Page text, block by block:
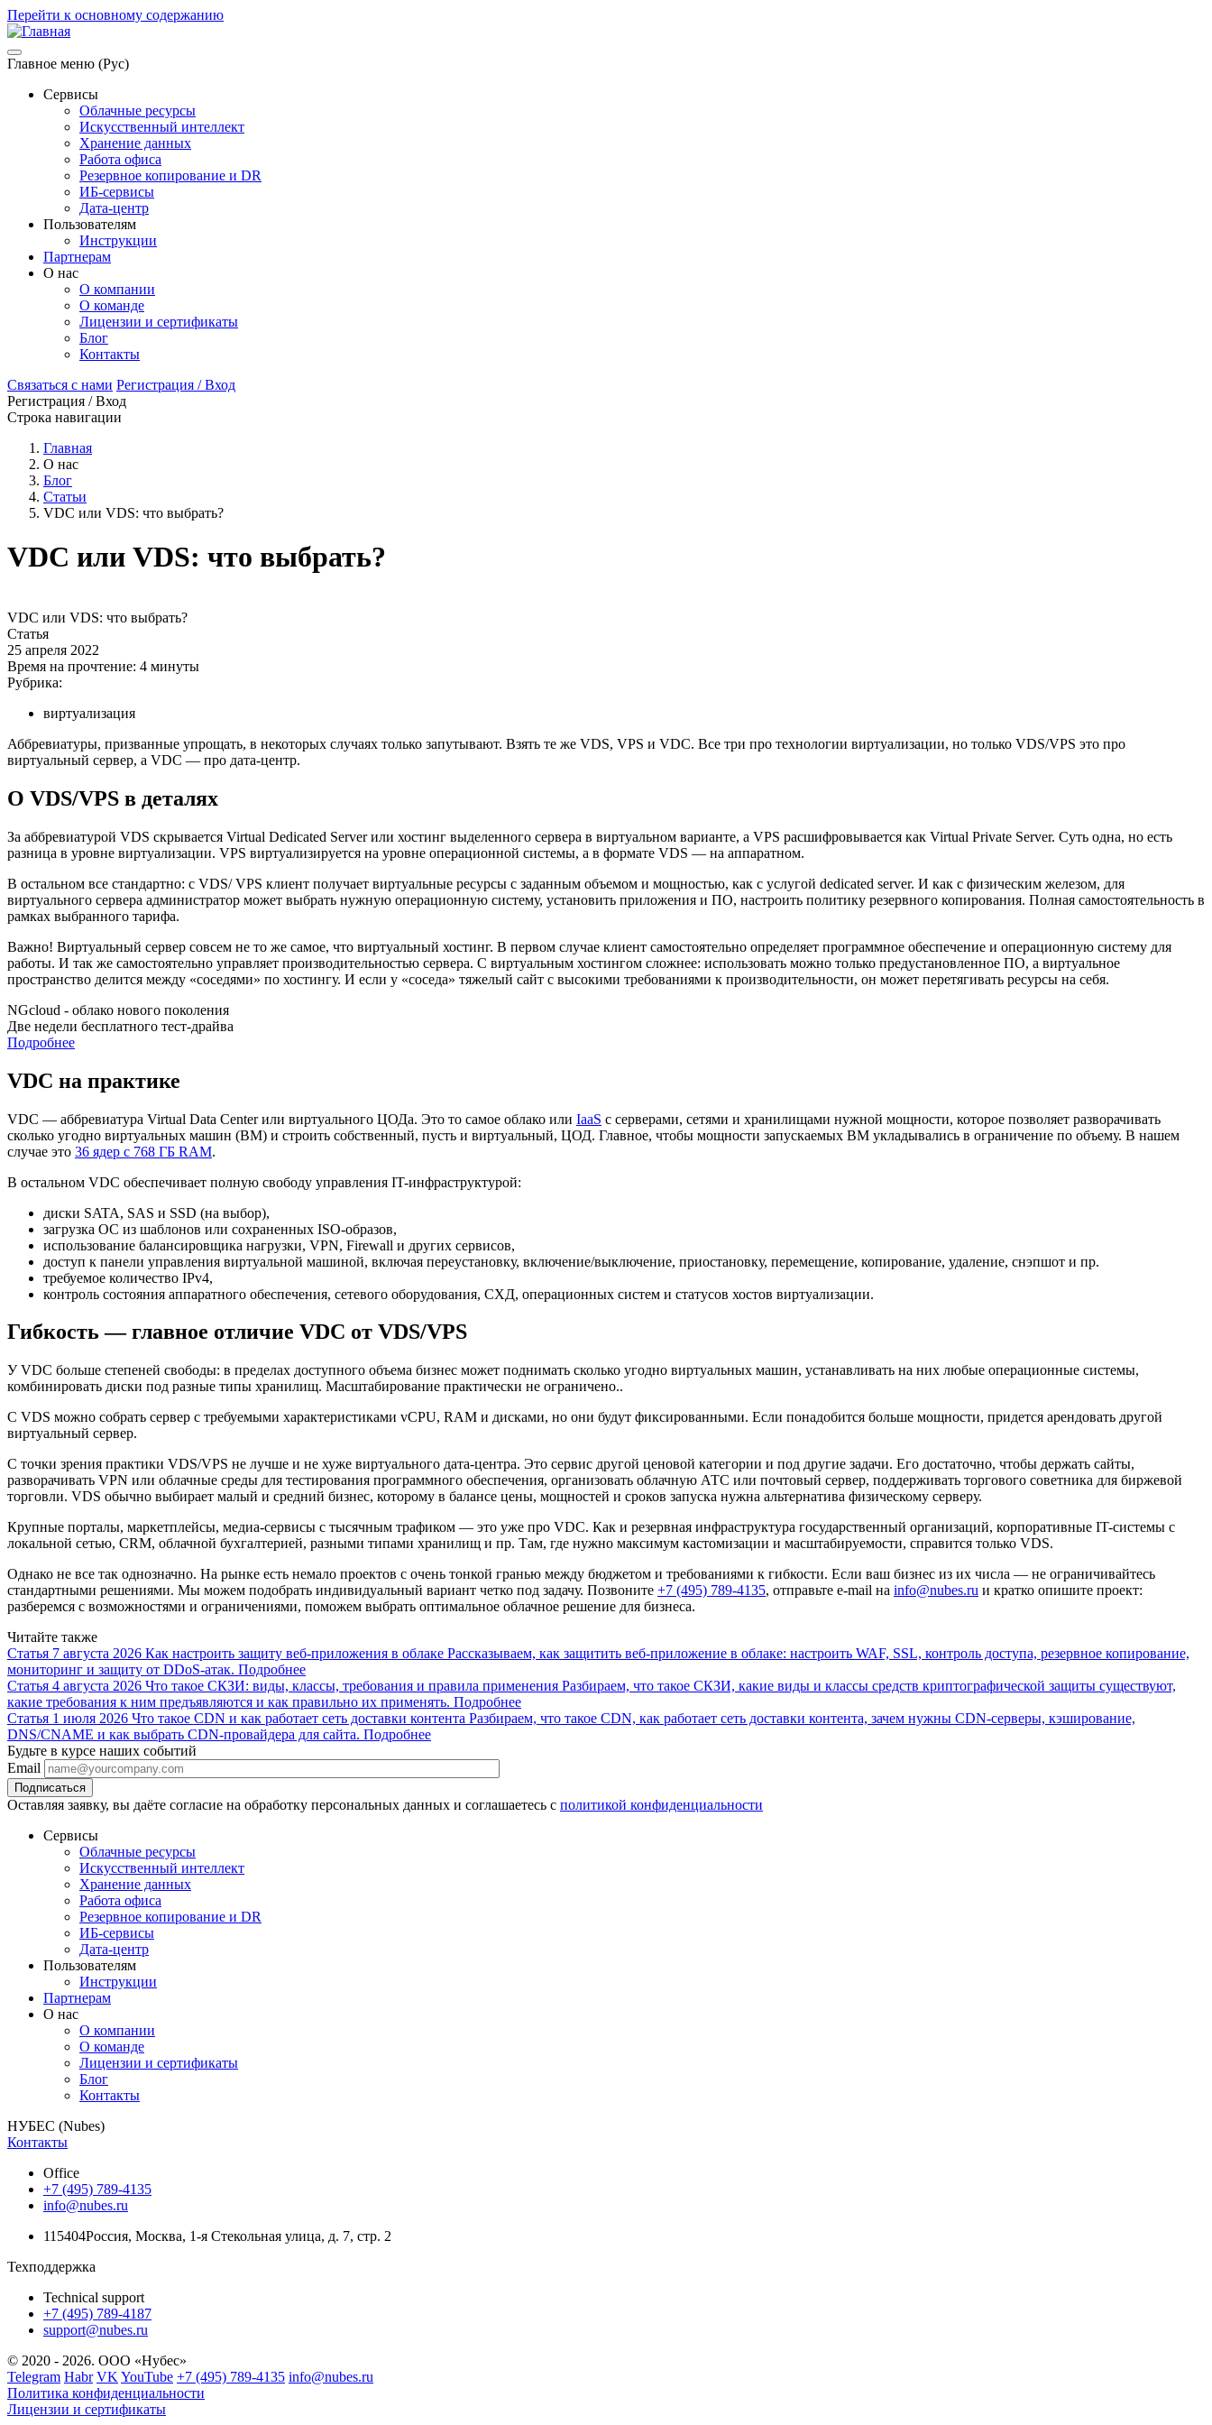
Перейти к основному содержанию
Главное меню (Рус)
Сервисы
Облачные ресурсы
Искусственный интеллект
Хранение данных
Работа офиса
Резервное копирование и DR
ИБ-сервисы
Дата-центр
Пользователям
Инструкции
Партнерам
О нас
О компании
О команде
Лицензии и сертификаты
Блог
Контакты
Связаться с нами Регистрация / Вход
Регистрация / Вход
Строка навигации
Главная
О нас
Блог
Статьи
VDC или VDS: что выбрать?
VDC или VDS: что выбрать?
VDC или VDS: что выбрать?
Статья
25 апреля 2022
Время на прочтение: 4 минуты
Рубрика:
виртуализация
Аббревиатуры, призванные упрощать, в некоторых случаях только запутывают. Взять те же VDS, VPS и VDC. Все три про технологии виртуализации, но только VDS/VPS это про
виртуальный сервер, а VDC — про дата-центр.
О VDS/VPS в деталях
За аббревиатурой VDS скрывается Virtual Dedicated Server или хостинг выделенного сервера в виртуальном варианте, а VPS расшифровывается как Virtual Private Server. Суть одна, но есть
разница в уровне виртуализации. VPS виртуализируется на уровне операционной системы, а в формате VDS — на аппаратном.
В остальном все стандартно: с VDS/ VPS клиент получает виртуальные ресурсы с заданным объемом и мощностью, как с услугой dedicated server. И как с физическим железом, для
виртуального сервера администратор может выбрать нужную операционную систему, установить приложения и ПО, настроить политику резервного копирования. Полная самостоятельность в
рамках выбранного тарифа.
Важно! Виртуальный сервер совсем не то же самое, что виртуальный хостинг. В первом случае клиент самостоятельно определяет программное обеспечение и операционную систему для
работы. И так же самостоятельно управляет производительностью сервера. С виртуальным хостингом сложнее: использовать можно только предустановленное ПО, а виртуальное
пространство делится между «соседями» по хостингу. И если у «соседа» тяжелый сайт с высокими требованиями к производительности, он может перетягивать ресурсы на себя.
NGcloud - облако нового поколения
Две недели бесплатного тест-драйва
Подробнее
VDC на практике
VDC — аббревиатура Virtual Data Center или виртуального ЦОДа. Это то самое облако или IaaS с серверами, сетями и хранилищами нужной мощности, которое позволяет разворачивать
сколько угодно виртуальных машин (ВМ) и строить собственный, пусть и виртуальный, ЦОД. Главное, чтобы мощности запускаемых ВМ укладывались в ограничение по объему. В нашем
случае это 36 ядер с 768 ГБ RAM.
В остальном VDC обеспечивает полную свободу управления IT-инфраструктурой:
диски SATA, SAS и SSD (на выбор),
загрузка ОС из шаблонов или сохраненных ISO-образов,
использование балансировщика нагрузки, VPN, Firewall и других сервисов,
доступ к панели управления виртуальной машиной, включая переустановку, включение/выключение, приостановку, перемещение, копирование, удаление, снэпшот и пр.
требуемое количество IPv4,
контроль состояния аппаратного обеспечения, сетевого оборудования, СХД, операционных систем и статусов хостов виртуализации.
Гибкость — главное отличие VDC от VDS/VPS
У VDC больше степеней свободы: в пределах доступного объема бизнес может поднимать сколько угодно виртуальных машин, устанавливать на них любые операционные системы,
комбинировать диски под разные типы хранилищ. Масштабирование практически не ограничено..
С VDS можно собрать сервер с требуемыми характеристиками vCPU, RAM и дисками, но они будут фиксированными. Если понадобится больше мощности, придется арендовать другой
виртуальный сервер.
С точки зрения практики VDS/VPS не лучше и не хуже виртуального дата-центра. Это сервис другой ценовой категории и под другие задачи. Его достаточно, чтобы держать сайты,
разворачивать VPN или облачные среды для тестирования программного обеспечения, организовать облачную АТС или почтовый сервер, поддерживать торгового советника для биржевой
торговли. VDS обычно выбирает малый и средний бизнес, которому в балансе цены, мощностей и сроков запуска нужна альтернатива физическому серверу.
Крупные порталы, маркетплейсы, медиа-сервисы с тысячным трафиком — это уже про VDC. Как и резервная инфраструктура государственный организаций, корпоративные IT-системы с
локальной сетью, CRM, облачной бухгалтерией, разными типами хранилищ и пр. Там, где нужно максимум кастомизации и масштабируемости, справится только VDS.
Однако не все так однозначно. На рынке есть немало проектов с очень тонкой гранью между бюджетом и требованиями к гибкости. Если ваш бизнес из их числа — не ограничивайтесь
стандартными решениями. Мы можем подобрать индивидуальный вариант четко под задачу. Позвоните +7 (495) 789-4135, отправьте e-mail на info@nubes.ru и кратко опишите проект:
разберемся с возможностями и ограничениями, поможем выбрать оптимальное облачное решение для бизнеса.
Читайте также
Статья 7 августа 2026 Как настроить защиту веб-приложения в облаке Рассказываем, как защитить веб-приложение в облаке: настроить WAF, SSL, контроль доступа, резервное копирование,
мониторинг и защиту от DDoS-атак. Подробнее
Статья 4 августа 2026 Что такое СКЗИ: виды, классы, требования и правила применения Разбираем, что такое СКЗИ, какие виды и классы средств криптографической защиты существуют,
какие требования к ним предъявляются и как правильно их применять. Подробнее
Статья 1 июля 2026 Что такое CDN и как работает сеть доставки контента Разбираем, что такое CDN, как работает сеть доставки контента, зачем нужны CDN-серверы, кэширование,
DNS/CNAME и как выбрать CDN-провайдера для сайта. Подробнее
Будьте в курсе наших событий
Email
Оставляя заявку, вы даёте согласие на обработку персональных данных и соглашаетесь с политикой конфиденциальности
Сервисы
Облачные ресурсы
Искусственный интеллект
Хранение данных
Работа офиса
Резервное копирование и DR
ИБ-сервисы
Дата-центр
Пользователям
Инструкции
Партнерам
О нас
О компании
О команде
Лицензии и сертификаты
Блог
Контакты
НУБЕС (Nubes)
Контакты
Office
+7 (495) 789-4135
info@nubes.ru
115404Россия, Москва, 1-я Стекольная улица, д. 7, стр. 2
Техподдержка
Technical support
+7 (495) 789-4187
support@nubes.ru
© 2020 - 2026. ООО «Нубес»
Telegram Habr VK YouTube +7 (495) 789-4135 info@nubes.ru
Политика конфиденциальности
Лицензии и сертификаты